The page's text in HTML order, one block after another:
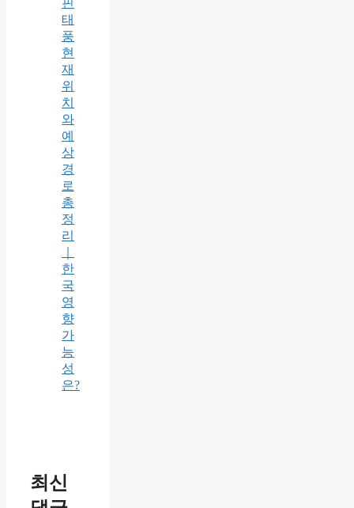
핀
태
풍
현
재
위
치
와
예
상
경
로
총
정
리
한
국
영
향
가
능
성
은?
최신